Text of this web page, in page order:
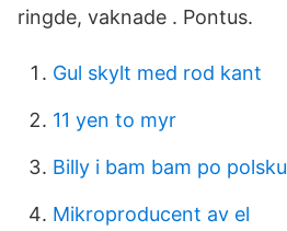
ringde, vaknade . Pontus.
Gul skylt med rod kant
11 yen to myr
Billy i bam bam po polsku
Mikroproducent av el